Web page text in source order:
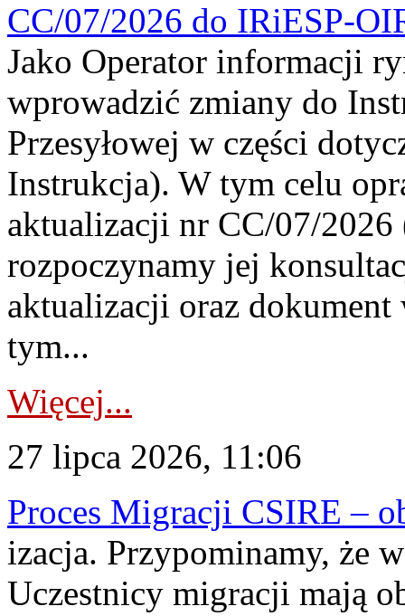
CC/07/2026 do IRiESP-
Jako Operator informacji
wprowadzić zmiany do
Przesyłowej w części
Instrukcja). W tym celu
aktualizacji nr CC/07/
rozpoczynamy jej
aktualizacji oraz
tym...
Więcej...
27 lipca 2026, 11:06
Proces Migracji CSIRE –
izacja. Przypominamy, że
Uczestnicy migracji mają